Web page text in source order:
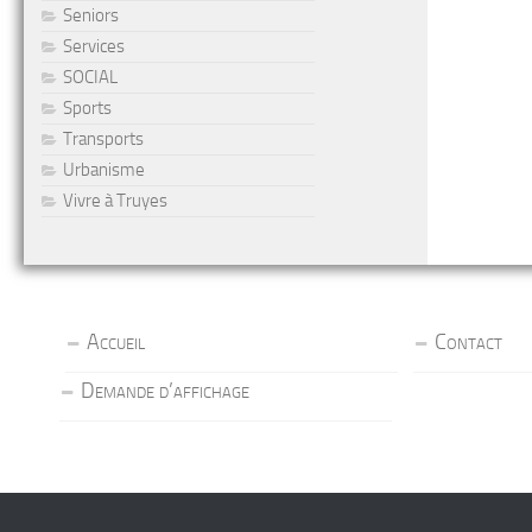
Seniors
Services
SOCIAL
Sports
Transports
Urbanisme
Vivre à Truyes
Accueil Contact
Demande d’affichage